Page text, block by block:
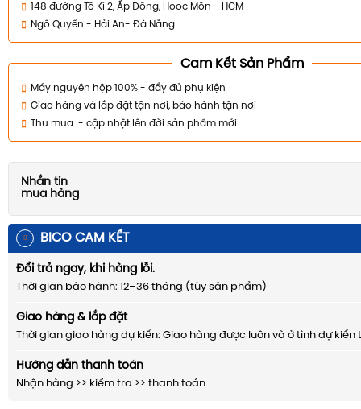
148 đường Tô Kí 2, Ấp Đông, Hooc Môn - HCM
Ngô Quyền - Hải An- Đà Nẵng
Cam Kết Sản Phẩm
Máy nguyên hộp 100% - đầy đủ phụ kiện
Giao hàng và lắp đặt tận nơi, bảo hành tận nơi
Thu mua - cập nhật lên đời sản phẩm mới
Nhắn tin
mua hàng
BICO CAM KẾT
Đổi trả ngay, khi hàng lỗi.
Thời gian bảo hành: 12–36 tháng (tùy sản phẩm)
Giao hàng & lắp đặt
Thời gian giao hàng dự kiến: Giao hàng được luôn và ở tình dự kiến
Hướng dẫn thanh toán
Nhận hàng >> kiểm tra >> thanh toán